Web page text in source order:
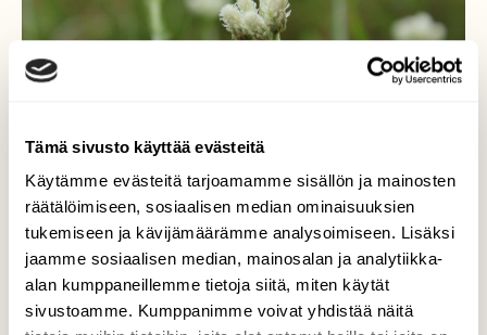
Tämä sivusto käyttää evästeitä
Käytämme evästeitä tarjoamamme sisällön ja mainosten
räätälöimiseen, sosiaalisen median ominaisuuksien
tukemiseen ja kävijämäärämme analysoimiseen. Lisäksi
jaamme sosiaalisen median, mainosalan ja analytiikka-
alan kumppaneillemme tietoja siitä, miten käytät
sivustoamme. Kumppanimme voivat yhdistää näitä
Kissantassu